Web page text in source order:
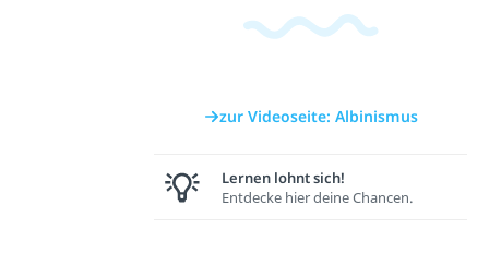
zur Videoseite: Albinismus
Lernen lohnt sich!
Entdecke hier deine Chancen.